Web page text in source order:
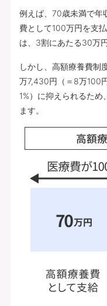
例えば、70歳未満で年
費として100万円を支
は、3割にあたる30万
しかし、高額療養費制
万7,430円（＝8万100
1%）に抑えられるた
ます。